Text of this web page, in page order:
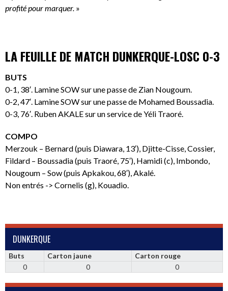
profité pour marquer. »
LA FEUILLE DE MATCH DUNKERQUE-LOSC 0-3
BUTS
0-1, 38′. Lamine SOW sur une passe de Zian Nougoum.
0-2, 47′. Lamine SOW sur une passe de Mohamed Boussadia.
0-3, 76′. Ruben AKALE sur un service de Yéli Traoré.
COMPO
Merzouk – Bernard (puis Diawara, 13′), Djitte-Cisse, Cossier,
Fildard – Boussadia (puis Traoré, 75′), Hamidi (c), Imbondo,
Nougoum – Sow (puis Apkakou, 68′), Akalé.
Non entrés -> Cornelis (g), Kouadio.
DUNKERQUE
Buts Carton jaune
Carton rouge
0
0 0